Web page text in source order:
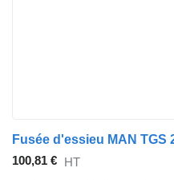
100,81 € HT